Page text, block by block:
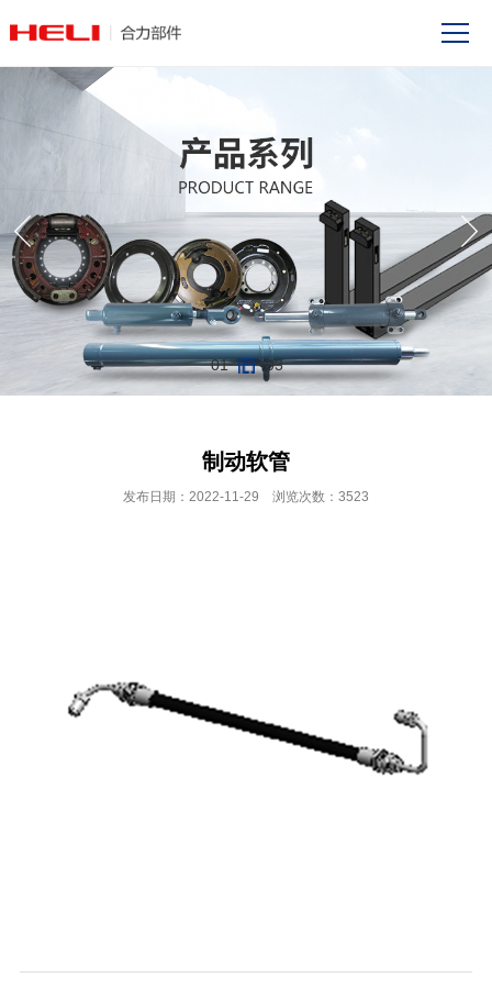
01 03
制动软管
发布日期：2022-11-29 浏览次数：3523